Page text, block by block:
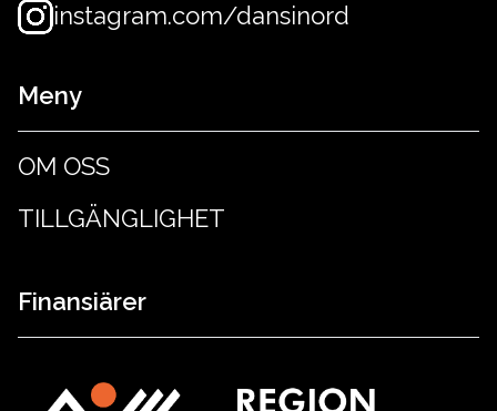
instagram.com/dansinord
Meny
OM OSS
TILLGÄNGLIGHET
Finansiärer